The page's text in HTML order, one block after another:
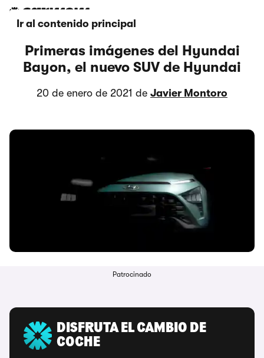
Ir al contenido principal
Primeras imágenes del Hyundai
Bayon, el nuevo SUV de Hyundai
20 de enero de 2021 de Javier Montoro
Patrocinado
DISFRUTA EL CAMBIO DE
COCHE